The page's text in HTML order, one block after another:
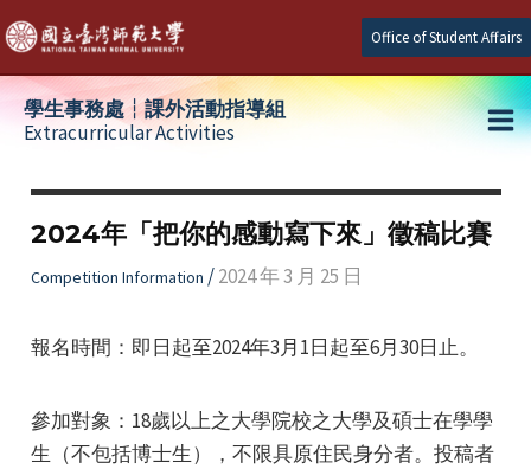
Skip
to
content
Office of Student Affairs
學生事務處┆課外活動指導組
Extracurricular Activities
2024年「把你的感動寫下來」徵稿比賽
Competition Information /2024 年 3 月 25 日
報名時間：即日起至2024年3月1日起至6月30日止。
參加對象：18歲以上之大學院校之大學及碩士在學學
生（不包括博士生），不限具原住民身分者。投稿者